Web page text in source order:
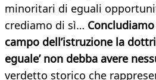
minoritari di eguali
crediamo di sì…
campo dell’istruzione la
eguale’ non debba avere
verdetto storico che